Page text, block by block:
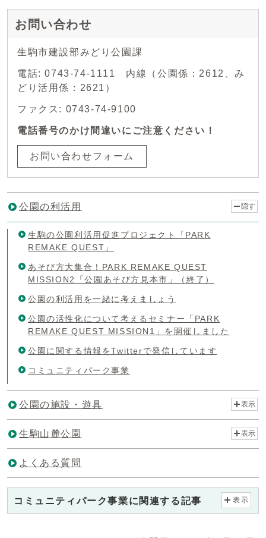
お問い合わせ
生駒市建設部みどり公園課
電話: 0743-74-1111 内線（公園係：2612、み
どり活用係：2621）
ファクス: 0743-74-9100
電話番号のかけ間違いにご注意ください！
お問い合わせフォーム
公園の利活用 隠す
生駒の公園利活用促進プロジェクト「PARK
REMAKE QUEST」
あそび方大集合！PARK REMAKE QUEST
MISSION2「公園あそび方見本市」（終了）
公園の利活用を一緒に考えましょう
公園の活性化について考えるセミナー「PARK
REMAKE QUEST MISSION1」を開催しました
公園に関する情報をTwitterで発信しています
コミュニティパーク事業
公園の施設・遊具 表示
生駒山麓公園 表示
よくある質問
コミュニティパーク事業に関連する記事 表示